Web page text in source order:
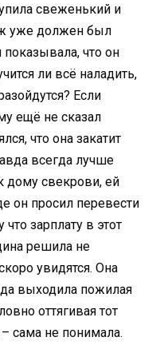
свеженький и
уже должен был
показывала, что он
ли всё наладить,
Если
ещё не сказал
что она закатит
всегда лучше
свекрови, ей
он просил перевести
зарплату в этот
решила не
увидятся. Она
выходила пожилая
оттягивая тот
сама не понимала.